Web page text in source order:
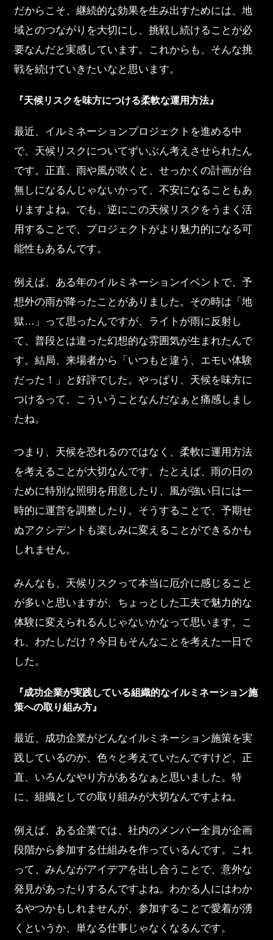
だからこそ、継続的な効果を生み出すためには、地
域とのつながりを大切にし、挑戦し続けることが必
要なんだと実感しています。これからも、そんな挑
戦を続けていきたいなと思います。
『天候リスクを味方につける柔軟な運用方法』
最近、イルミネーションプロジェクトを進める中
で、天候リスクについてずいぶん考えさせられたん
です。正直、雨や風が吹くと、せっかくの計画が台
無しになるんじゃないかって、不安になることもあ
りますよね。でも、逆にこの天候リスクをうまく活
用することで、プロジェクトがより魅力的になる可
能性もあるんです。
例えば、ある年のイルミネーションイベントで、予
想外の雨が降ったことがありました。その時は「地
獄…」って思ったんですが、ライトが雨に反射し
て、普段とは違った幻想的な雰囲気が生まれたんで
す。結局、来場者から「いつもと違う、エモい体験
だった！」と好評でした。やっぱり、天候を味方に
つけるって、こういうことなんだなぁと痛感しまし
たね。
つまり、天候を恐れるのではなく、柔軟に運用方法
を考えることが大切なんです。たとえば、雨の日の
ために特別な照明を用意したり、風が強い日には一
時的に運営を調整したり。そうすることで、予期せ
ぬアクシデントも楽しみに変えることができるかも
しれません。
みんなも、天候リスクって本当に厄介に感じること
が多いと思いますが、ちょっとした工夫で魅力的な
体験に変えられるんじゃないかなって思います。こ
れ、わたしだけ？今日もそんなことを考えた一日で
した。
『成功企業が実践している組織的なイルミネーション施
策への取り組み方』
最近、成功企業がどんなイルミネーション施策を実
践しているのか、色々と考えていたんですけど、正
直、いろんなやり方があるなぁと思いました。特
に、組織としての取り組みが大切なんですよね。
例えば、ある企業では、社内のメンバー全員が企画
段階から参加する仕組みを作っているんです。これ
って、みんながアイデアを出し合うことで、意外な
発見があったりするんですよね。わかる人にはわか
るやつかもしれませんが、参加することで愛着が湧
くというか、単なる仕事じゃなくなるんです。